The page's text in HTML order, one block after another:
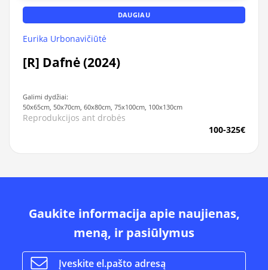
DAUGIAU
Eurika Urbonavičiūtė
[R] Dafnė (2024)
Galimi dydžiai:
50x65cm, 50x70cm, 60x80cm, 75x100cm, 100x130cm
Reprodukcijos ant drobės
100-325€
Gaukite informacija apie naujienas,
meną, ir pasiūlymus